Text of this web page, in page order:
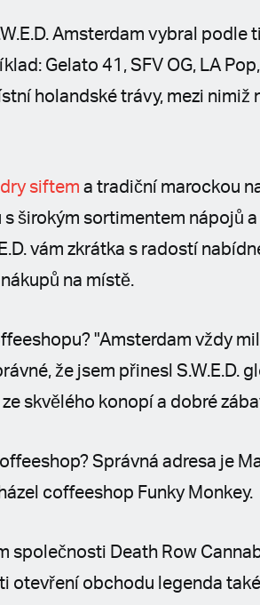
Amsterdam vybral podle
Gelato 41, SFV OG, LA
holandské trávy, mezi nimiž
dry siftem a tradiční marockou
širokým sortimentem nápojů
vám zkrátka s radostí
na místě.
"Amsterdam vždy
že jsem přinesl S.W.E.D.
skvělého konopí a dobré
Správná adresa je
coffeeshop Funky Monkey.
společnosti Death Row
otevření obchodu legenda